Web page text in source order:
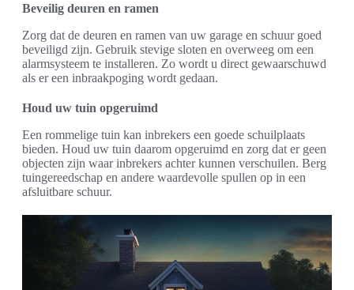
Beveilig deuren en ramen
Zorg dat de deuren en ramen van uw garage en schuur goed
beveiligd zijn. Gebruik stevige sloten en overweeg om een
alarmsysteem te installeren. Zo wordt u direct gewaarschuwd
als er een inbraakpoging wordt gedaan.
Houd uw tuin opgeruimd
Een rommelige tuin kan inbrekers een goede schuilplaats
bieden. Houd uw tuin daarom opgeruimd en zorg dat er geen
objecten zijn waar inbrekers achter kunnen verschuilen. Berg
tuingereedschap en andere waardevolle spullen op in een
afsluitbare schuur.